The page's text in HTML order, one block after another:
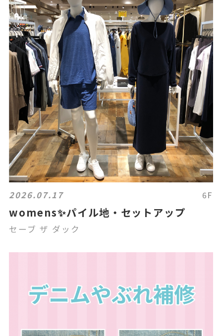
2026.07.17 6F
womens✨パイル地・セットアップ
セーブ ザ ダック